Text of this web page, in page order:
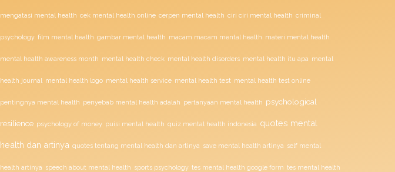
mengatasi mental health cek mental health online cerpen mental health ciri ciri mental health criminal
psychology film mental health gambar mental health macam macam mental health materi mental health
mental health awareness month mental health check mental health disorders mental health itu apa mental
health journal mental health logo mental health service mental health test mental health test online
pentingnya mental health penyebab mental health adalah pertanyaan mental health psychological
resilience psychology of money puisi mental health quiz mental health indonesia quotes mental
health dan artinya quotes tentang mental health dan artinya save mental health artinya self mental
health artinya speech about mental health sports psychology tes mental health google form tes mental health